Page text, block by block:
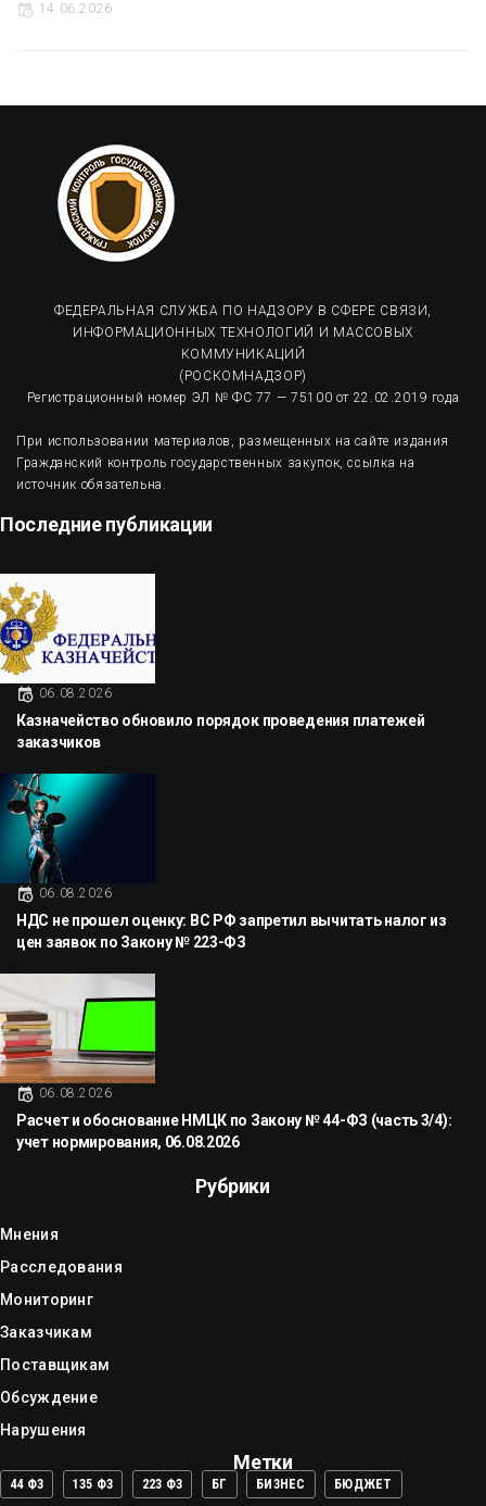
14.06.2026
ФЕДЕРАЛЬНАЯ СЛУЖБА ПО НАДЗОРУ В СФЕРЕ СВЯЗИ,
ИНФОРМАЦИОННЫХ ТЕХНОЛОГИЙ И МАССОВЫХ
КОММУНИКАЦИЙ
(РОСКОМНАДЗОР)
Регистрационный номер ЭЛ № ФС 77 — 75100 от 22.02.2019 года
При использовании материалов, размещенных на сайте издания
Гражданский контроль государственных закупок, ссылка на
источник обязательна.
Последние публикации
06.08.2026
Казначейство обновило порядок проведения платежей
заказчиков
06.08.2026
НДС не прошел оценку: ВС РФ запретил вычитать налог из
цен заявок по Закону № 223-ФЗ
06.08.2026
Расчет и обоснование НМЦК по Закону № 44-ФЗ (часть 3/4):
учет нормирования, 06.08.2026
Рубрики
Мнения
Расследования
Мониторинг
Заказчикам
Поставщикам
Обсуждение
Нарушения
Метки
44 ФЗ 135 ФЗ 223 ФЗ БГ БИЗНЕС БЮДЖЕТ